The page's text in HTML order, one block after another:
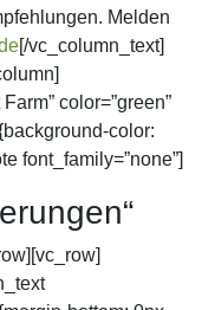
Melden
[/vc_column_text]
color=”green”
color:
font_family=”none”]